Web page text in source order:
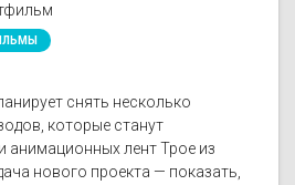
снять несколько
которые станут
анимационных лент Трое из
нового проекта — показать,